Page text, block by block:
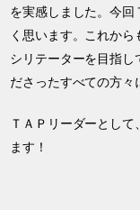
を実感しました。今
く思います。これか
シリテーターを目指し
ださったすべての方々
ＴＡＰリーダーとし
ます！